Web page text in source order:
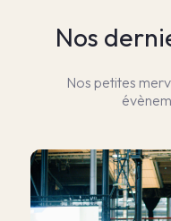
Nos
Nos petites